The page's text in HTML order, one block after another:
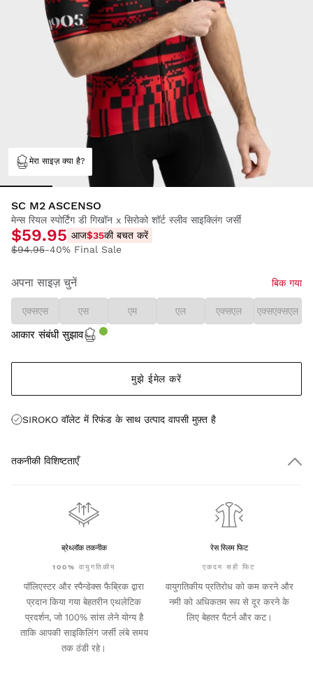
मेरा साइज़ क्या है?
SC M2 ASCENSO
मेन्स रियल स्पोर्टिंग डी गिखॉन x सिरोको शॉर्ट स्लीव साइक्लिंग जर्सी
$59.95 आज$35की बचत करें
$94.95-40% Final Sale
अपना साइज़ चुनें बिक गया
एक्सएस एस एम एल एक्सएल एक्सएक्सएल
आकार संबंधी सुझाव
मुझे ईमेल करें
SIROKO वॉलेट में रिफंड के साथ उत्पाद वापसी मुफ़्त है
तकनीकी विशिष्टताएँ
ब्रेथ्लॉक तकनीक
100% वायुगतिकीय
पॉलिएस्टर और स्पैन्डेक्स फैब्रिक द्वारा
प्रदान किया गया बेहतरीन एथलेटिक
प्रदर्शन, जो 100% सांस लेने योग्य है
ताकि आपकी साइकिलिंग जर्सी लंबे समय
तक ठंडी रहे।
रेस स्लिम फिट
एकदम सही फिट
वायुगतिकीय प्रतिरोध को कम करने और
नमी को अधिकतम रूप से दूर करने के
लिए बेहतर पैटर्न और कट।